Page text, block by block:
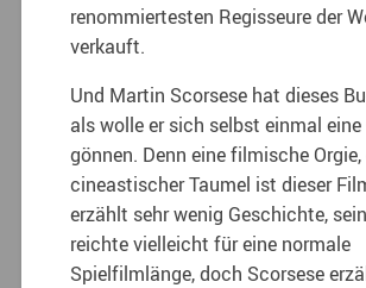
renommiertesten Regisseure der
verkauft.
Und Martin Scorsese hat dieses
als wolle er sich selbst einmal eine
gönnen. Denn eine filmische Orgie,
cineastischer Taumel ist dieser
erzählt sehr wenig Geschichte,
reichte vielleicht für eine normale
Spielfilmlänge, doch Scorsese